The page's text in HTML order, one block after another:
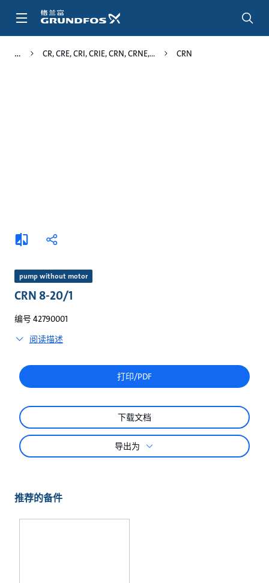
CR, CRE, CRI, CRIE, CRN, CRNE, CRN
添
加
较
分
pump without motor
CRN 8-20/1
编号 42790001
阅读描述
打印/PDF
下载文档
导出为
推荐的备件